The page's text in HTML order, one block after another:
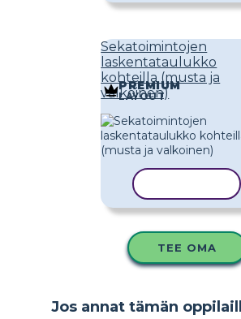
Sekatoimintojen
laskentataulukko
kohteilla (musta ja
valkoinen)
PREMIUM
LAYOUT
TEE OMA
Jos annat tämän